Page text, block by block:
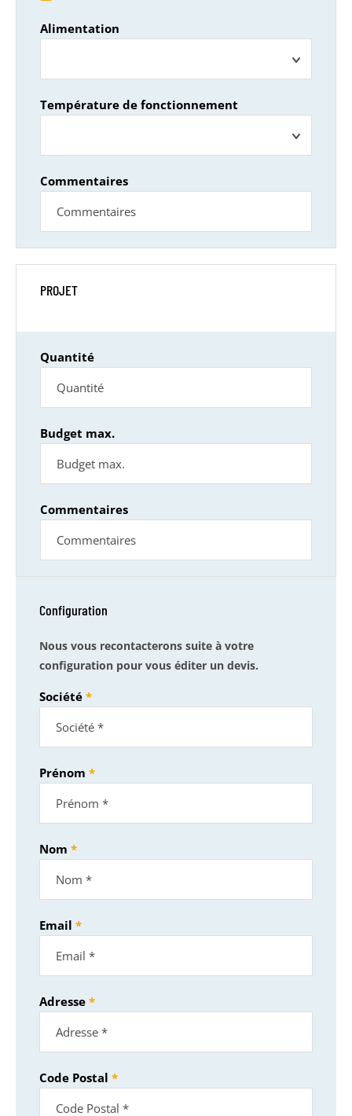
Alimentation
Température de fonctionnement
Commentaires
PROJET
Quantité
Budget max.
Commentaires
Configuration
Nous vous recontacterons suite à votre
configuration pour vous éditer un devis.
Société
Prénom
Nom
Email
Adresse
Code Postal